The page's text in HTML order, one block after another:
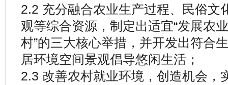
2.2 充分融合农业生产过程、民俗文
观等综合资源，制定出适宜“发展农
村”的三大核心举措，并开发出符合
居环境空间景观倡导悠闲生活；
2.3 改善农村就业环境，创造机会，